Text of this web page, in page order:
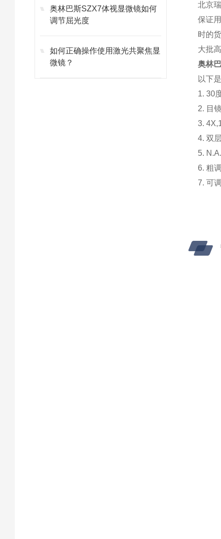
奥林巴斯SZX7体视显微镜如何
调节屈光度
如何正确操作使用激光共聚焦显
微镜？
北京
保证
时的
大批
奥林
以下
1. 30
2. 目
3.
4.双
5.
6.粗
7.可